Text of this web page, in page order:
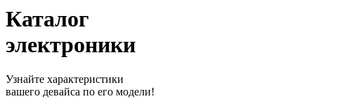
Каталог
электроники
Узнайте характеристики
вашего девайса по его модели!